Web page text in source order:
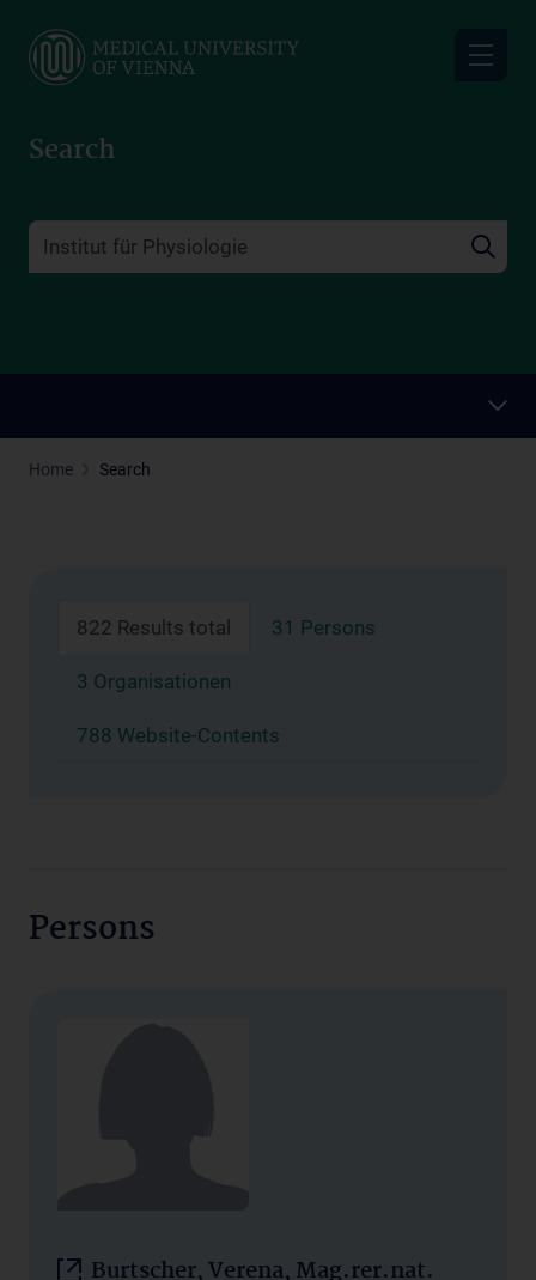
main
Search
Home Search
822 Results total 31 Persons
3 Organisationen
788 Website-Contents
Persons
Burtscher, Verena, Mag.rer.nat.